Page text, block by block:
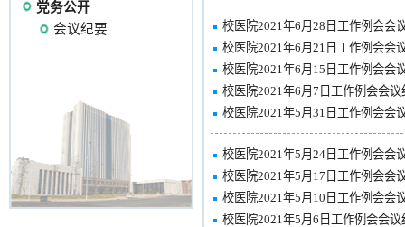
党务公开
会议纪要
校医院2021年6月28日工作例会会
校医院2021年6月21日工作例会会
校医院2021年6月15日工作例会会
校医院2021年6月7日工作例会会议
校医院2021年5月31日工作例会会
校医院2021年5月24日工作例会会
校医院2021年5月17日工作例会会
校医院2021年5月10日工作例会会
校医院2021年5月6日工作例会会议